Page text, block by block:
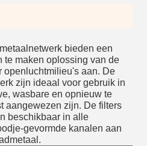
bieden een
te maken oplossing van de
openluchtmilieu's aan. De
zijn ideaal voor gebruik in
wasbare en opnieuw te
aangewezen zijn. De filters
beschikbaar in alle
gevormde kanalen aan